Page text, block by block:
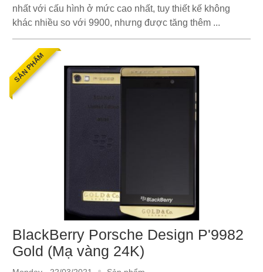
nhất với cấu hình ở mức cao nhất, tuy thiết kế không
khác nhiều so với 9900, nhưng được tăng thêm ...
SẢN PHẨM
BlackBerry Porsche Design P'9982
Gold (Mạ vàng 24K)